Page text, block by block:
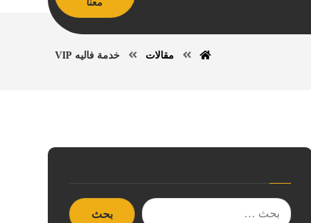
معنا
مقالات خدمة فاليه VIP